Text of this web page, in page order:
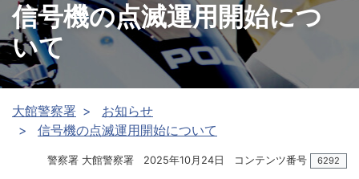
信号機の点滅運用開始につ
いて
大館警察署
お知らせ
信号機の点滅運用開始について
警察署 大館警察署 2025年10月24日 コンテンツ番号 6292